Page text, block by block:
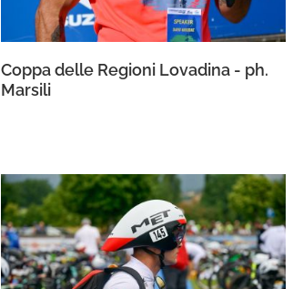
Coppa delle Regioni Lovadina - ph.
Marsili